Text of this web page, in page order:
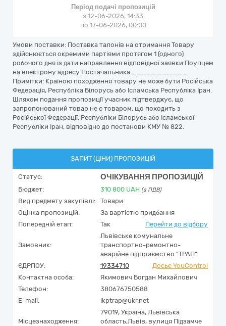
Період подачі пропозицій
з 12-06-2026, 14:33
по 17-06-2026, 00:00
Умови поставки: Поставка талонів на отримання Товару
здійснюється окремими партіями протягом 1 (одного)
робочого дня із дати направлення відповідної заявки Поупцем
на електрону адресу Постачальника ___________.
Примітки: Країною походження товару не може бути Російська
Федерація, Республіка Білорусь або Ісламська Республіка Іран.
Шляхом подання пропозиції учасник підтверджує, що
запропонований товар не є товаром, що походить з
Російської Федерації, Республіки Білорусь або Ісламської
Республіки Іран, відповідно до постанови КМУ № 822.
ЗАПИТ (ЦІНИ) ПРОПОЗИЦІЙ
Статус: ОЧІКУВАННЯ ПРОПОЗИЦІЙ
Бюджет: 310 800 UAH (з ПДВ)
Вид предмету закупівлі:
Товари
Оцінка пропозицій:
За вартістю придбання
Попередній етап:
Так Перейти до відбору
Замовник:
Львівське комунальне
транспортно-ремонтно-
аварійне підприємство "ТРАП"
ЄДРПОУ:
19334710
Досьє YouControl
Контактна особа:
Якимович Богдан Михайлович
Телефон:
380676750588
E-mail:
lkptrap@ukr.net
Місцезнаходження:
79019, Україна, Львівська
область,Львів, вулиця Підзамче